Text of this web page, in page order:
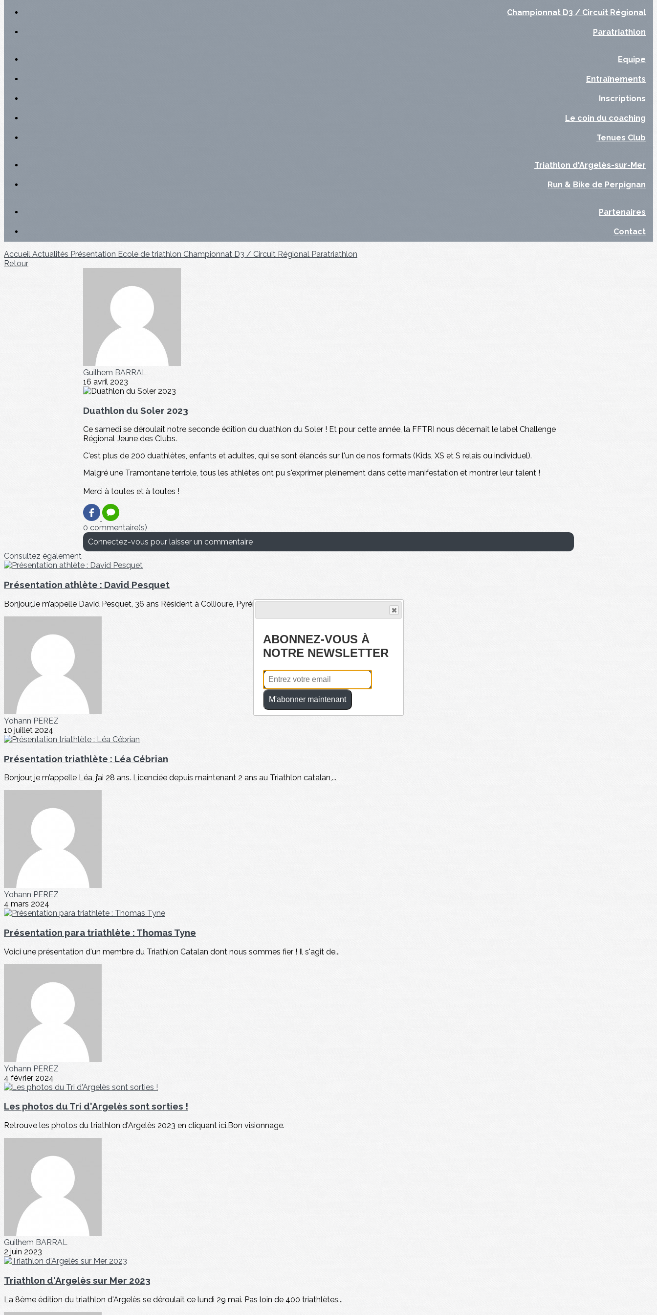
Championnat D3 / Circuit Régional
Paratriathlon
Equipe
Entraînements
Inscriptions
Le coin du coaching
Tenues Club
Triathlon d'Argelès-sur-Mer
Run & Bike de Perpignan
Partenaires
Contact
Accueil Actualités Présentation Ecole de triathlon Championnat D3 / Circuit Régional Paratriathlon
Retour
Guilhem BARRAL
16 avril 2023
Duathlon du Soler 2023
Ce samedi se déroulait notre seconde édition du duathlon du Soler ! Et pour cette année, la FFTRI nous décernait le label Challenge
Régional Jeune des Clubs.
C'est plus de 200 duathlètes, enfants et adultes, qui se sont élancés sur l'un de nos formats (Kids, XS et S relais ou individuel).
Malgré une Tramontane terrible, tous les athlètes ont pu s'exprimer pleinement dans cette manifestation et montrer leur talent !
Merci à toutes et à toutes !
0 commentaire(s)
Connectez-vous pour laisser un commentaire
Consultez également
Présentation athlète : David Pesquet
Bonjour,Je m’appelle David Pesquet, 36 ans Résident à Collioure, Pyrénées-Orientales. Licencié...
Yohann PEREZ
10 juillet 2024
Présentation triathlète : Léa Cébrian
Bonjour, je m’appelle Léa, j’ai 28 ans. Licenciée depuis maintenant 2 ans au Triathlon catalan,...
Yohann PEREZ
4 mars 2024
Présentation para triathlète : Thomas Tyne
Voici une présentation d'un membre du Triathlon Catalan dont nous sommes fier ! Il s'agit de...
Yohann PEREZ
4 février 2024
Les photos du Tri d'Argelès sont sorties !
Retrouve les photos du triathlon d'Argelès 2023 en cliquant ici.Bon visionnage.
Guilhem BARRAL
2 juin 2023
Triathlon d'Argelès sur Mer 2023
La 8ème édition du triathlon d'Argelès se déroulait ce lundi 29 mai. Pas loin de 400 triathlètes...
ABONNEZ-VOUS À
NOTRE NEWSLETTER
M'abonner maintenant